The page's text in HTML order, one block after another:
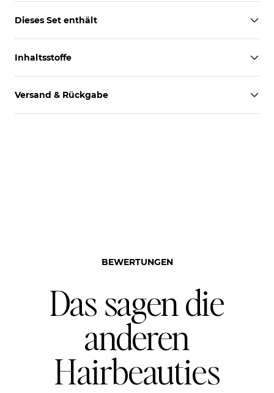
Dieses Set enthält
Inhaltsstoffe
Versand & Rückgabe
BEWERTUNGEN
Das sagen die
anderen
Hairbeauties